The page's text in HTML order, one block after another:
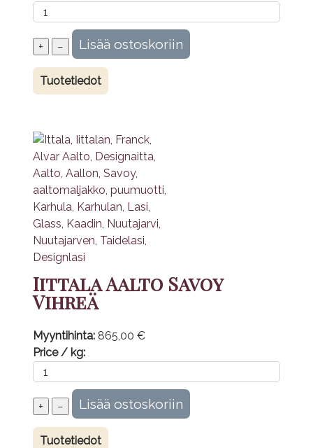
Tuotetiedot
Iittala Aalto Savoy
Vihreä
Myyntihinta: 865,00 €
Price / kg:
Tuotetiedot